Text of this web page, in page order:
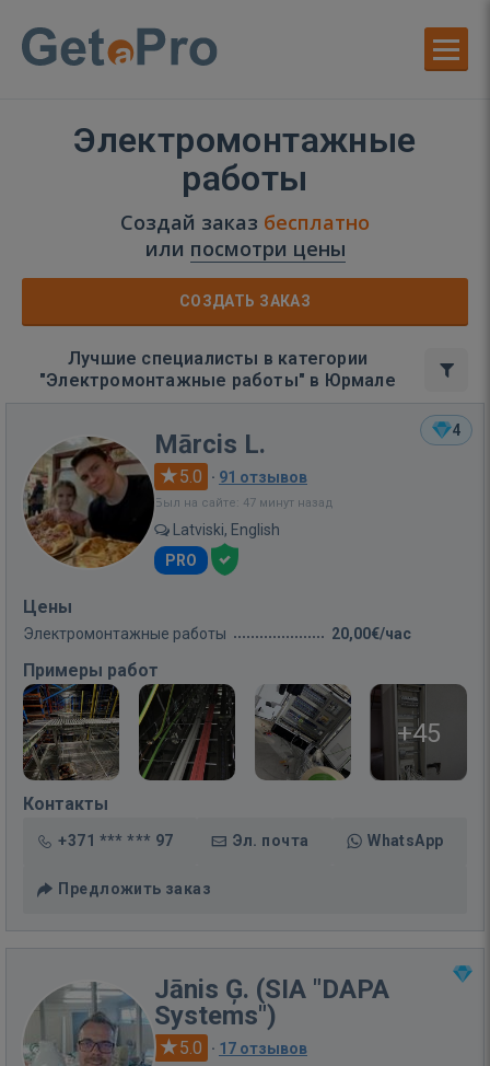
Электромонтажные
работы
Создай заказ бесплатно
или посмотри цены
СОЗДАТЬ ЗАКАЗ
Лучшие специалисты в категории
"Электромонтажные работы" в Юрмале
4
Mārcis L.
5.0 · 91 отзывов
Был на сайте: 47 минут назад
Latviski, English
PRO
Цены
Электромонтажные работы 20,00€/час
Примеры работ
+45
Контакты
+371 *** *** 97 Эл. почта WhatsApp
Предложить заказ
Jānis Ģ. (SIA "DAPA
Systems")
5.0 · 17 отзывов